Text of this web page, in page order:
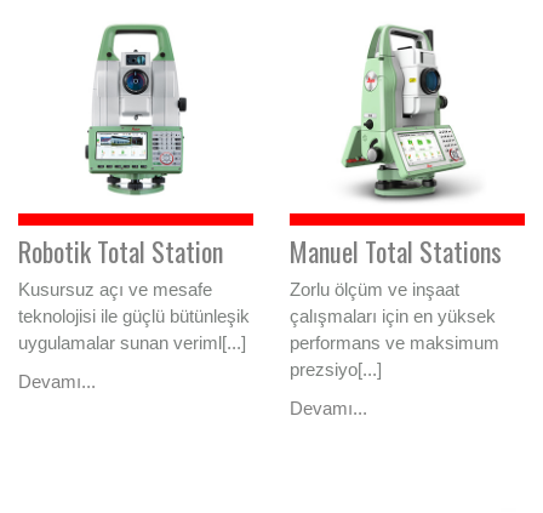
Robotik Total Station
Kusursuz açı ve mesafe
teknolojisi ile güçlü bütünleşik
uygulamalar sunan veriml[...]
Devamı...
Manuel Total Stations
Zorlu ölçüm ve inşaat
çalışmaları için en yüksek
performans ve maksimum
prezsiyo[...]
Devamı...